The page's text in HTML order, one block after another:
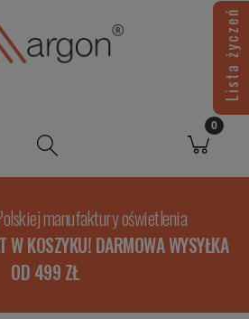
manufaktury oświetlenia
W KOSZYKU! DARMOWA WYSYŁKA
OD 499 ZŁ
Lista życzeń